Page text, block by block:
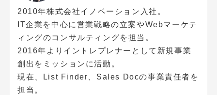
2010年株式会社イノベーション入社。
IT企業を中心に営業戦略の立案やWebマーケテ
ィングのコンサルティングを担当。
2016年よりイントレプレナーとして新規事業
創出をミッションに活動。
現在、List Finder、Sales Docの事業責任者を
担当。